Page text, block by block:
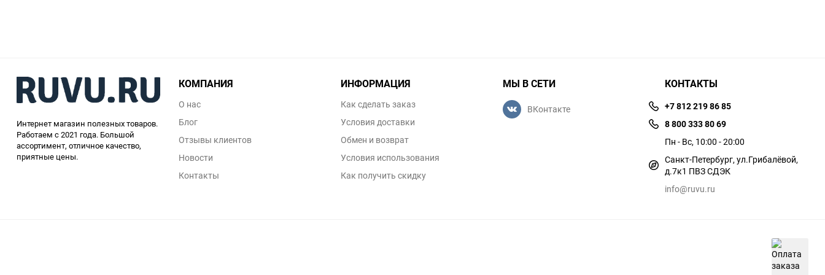
Интернет магазин полезных товаров.
Работаем с 2021 года. Большой
ассортимент, отличное качество,
приятные цены.
КОМПАНИЯ
О нас
Блог
Отзывы клиентов
Новости
Контакты
ИНФОРМАЦИЯ
Как сделать заказ
Условия доставки
Обмен и возврат
Условия использования
Как получить скидку
МЫ В СЕТИ
ВКонтакте
КОНТАКТЫ
+7 812 219 86 85
8 800 333 80 69
Пн - Вс, 10:00 - 20:00
Санкт-Петербург, ул.​​Грибалёвой,
д.7к1 ПВЗ СДЭК
info@ruvu.ru